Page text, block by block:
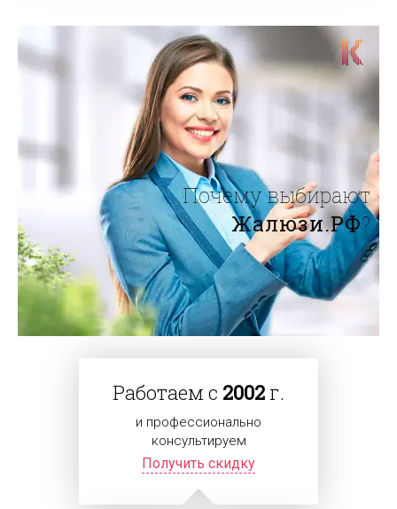
Почему выбирают
Жалюзи.РФ?
Работаем с 2002 г.
и профессионально
консультируем
Получить скидку